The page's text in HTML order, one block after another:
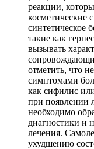
реакции,
косметические
синтетическое
такие как
вызывать
отметить, что
симптомами
как сифилис
при появлении
необходимо
диагностики и
лечения.
ухудшению